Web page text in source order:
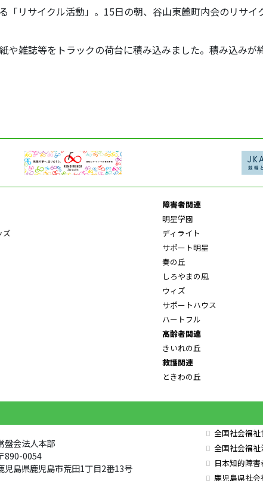
リサイクル活動」。15日の朝、谷山東麓町内会のリサ
雑誌等をトラックの荷台に積み込みました。積み込みが
ズ
障害者関連
明星学園
ディライト
サポート明星
奏の丘
しろやまの風
ウィズ
サポートハウス
ハートフル
高齢者関連
きいれの丘
救護関連
ときわの丘
盤会法人本部
890-0054
児島県鹿児島市荒田1丁目2番13号
全国社会福祉
全国社会福
日本知的障
鹿児島県社